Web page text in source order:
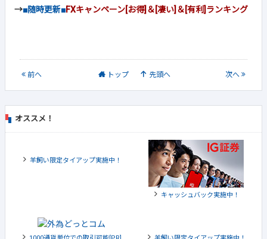
→■随時更新■FXキャンペーン[お得]＆[凄い]＆[有利]ランキング
前へ トップ 先頭へ 次へ
オススメ！
羊飼い限定タイアップ実施中！
キャッシュバック実施中！